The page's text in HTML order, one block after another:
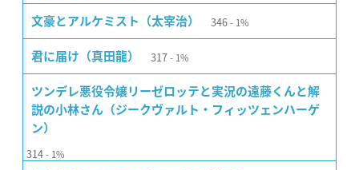
文豪とアルケミスト（太宰治） 346 1%
君に届け（真田龍） 317 1%
ツンデレ悪役令嬢リーゼロッテと実況の遠藤くんと解
説の小林さん（ジークヴァルト・フィッツェンハーゲ
ン）
314 1%